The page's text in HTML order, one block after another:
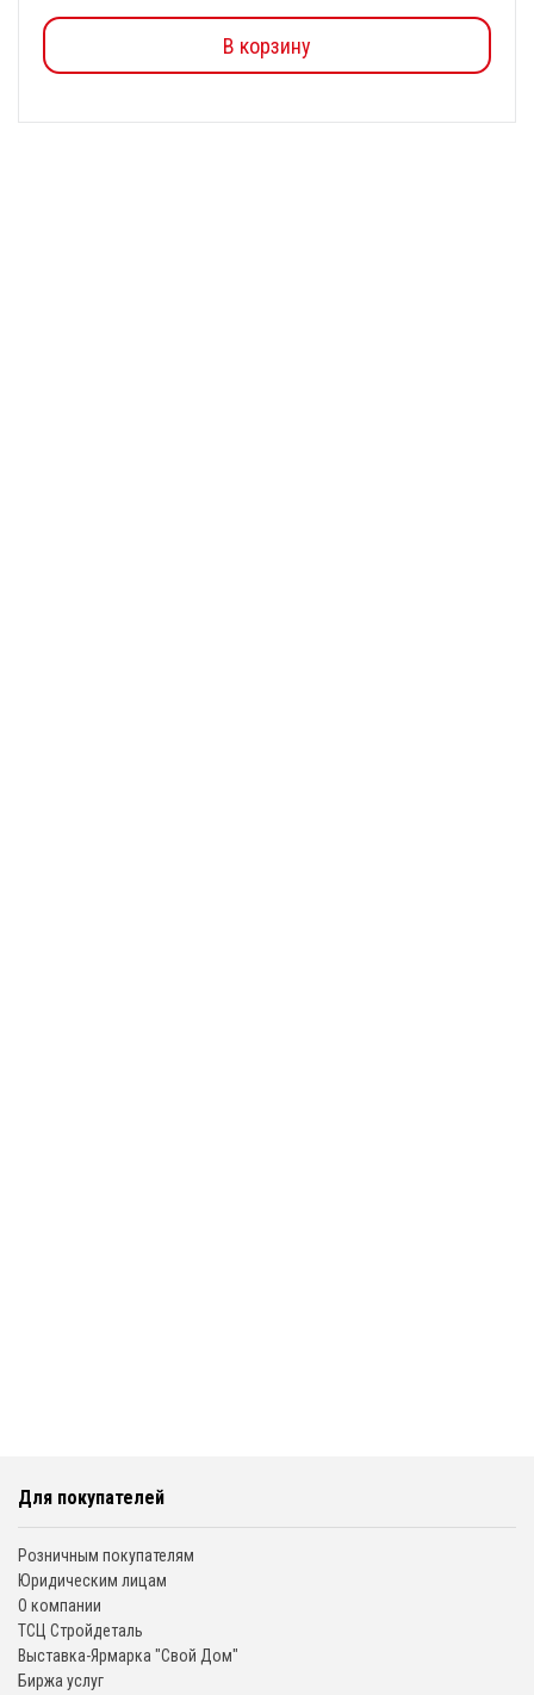
В корзину
Для покупателей
Розничным покупателям
Юридическим лицам
О компании
ТСЦ Стройдеталь
Выставка-Ярмарка "Свой Дом"
Биржа услуг